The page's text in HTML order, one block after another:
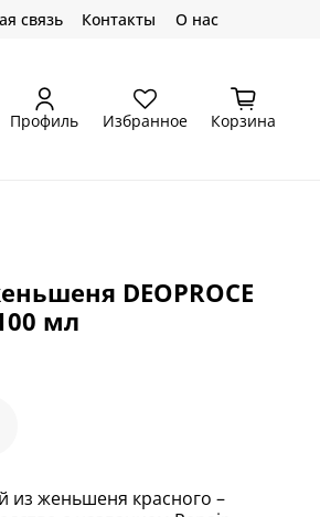
связь Контакты О нас
Профиль Избранное Корзина
DEOPROCE
мл
из женьшеня красного –